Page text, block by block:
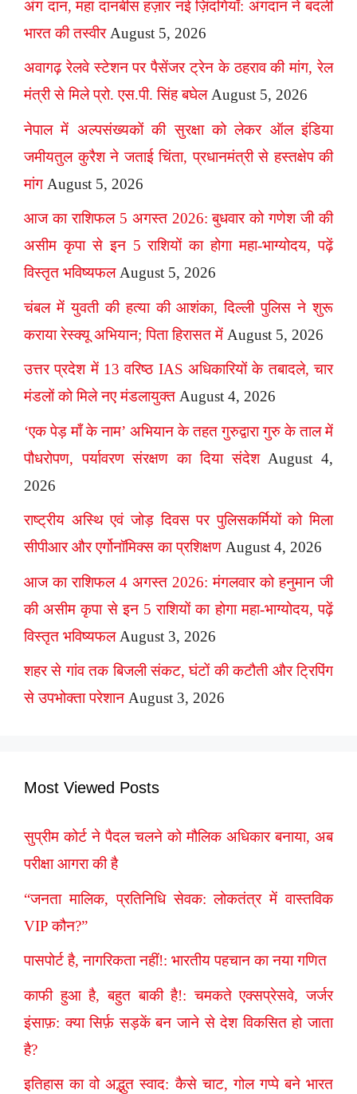
अंग दान, महा दानबीस हज़ार नई ज़िंदगियाँ: अंगदान ने बदली
भारत की तस्वीर August 5, 2026
अवागढ़ रेलवे स्टेशन पर पैसेंजर ट्रेन के ठहराव की मांग, रेल
मंत्री से मिले प्रो. एस.पी. सिंह बघेल August 5, 2026
नेपाल में अल्पसंख्यकों की सुरक्षा को लेकर ऑल इंडिया
जमीयतुल कुरैश ने जताई चिंता, प्रधानमंत्री से हस्तक्षेप की
मांग August 5, 2026
आज का राशिफल 5 अगस्त 2026: बुधवार को गणेश जी की
असीम कृपा से इन 5 राशियों का होगा महा-भाग्योदय, पढ़ें
विस्तृत भविष्यफल August 5, 2026
चंबल में युवती की हत्या की आशंका, दिल्ली पुलिस ने शुरू
कराया रेस्क्यू अभियान; पिता हिरासत में August 5, 2026
उत्तर प्रदेश में 13 वरिष्ठ IAS अधिकारियों के तबादले, चार
मंडलों को मिले नए मंडलायुक्त August 4, 2026
‘एक पेड़ माँ के नाम’ अभियान के तहत गुरुद्वारा गुरु के ताल में
पौधरोपण, पर्यावरण संरक्षण का दिया संदेश August 4,
2026
राष्ट्रीय अस्थि एवं जोड़ दिवस पर पुलिसकर्मियों को मिला
सीपीआर और एर्गोनॉमिक्स का प्रशिक्षण August 4, 2026
आज का राशिफल 4 अगस्त 2026: मंगलवार को हनुमान जी
की असीम कृपा से इन 5 राशियों का होगा महा-भाग्योदय, पढ़ें
विस्तृत भविष्यफल August 3, 2026
शहर से गांव तक बिजली संकट, घंटों की कटौती और ट्रिपिंग
से उपभोक्ता परेशान August 3, 2026
Most Viewed Posts
सुप्रीम कोर्ट ने पैदल चलने को मौलिक अधिकार बनाया, अब
परीक्षा आगरा की है
“जनता मालिक, प्रतिनिधि सेवक: लोकतंत्र में वास्तविक
VIP कौन?”
पासपोर्ट है, नागरिकता नहीं!: भारतीय पहचान का नया गणित
काफी हुआ है, बहुत बाकी है!: चमकते एक्सप्रेसवे, जर्जर
इंसाफ़: क्या सिर्फ़ सड़कें बन जाने से देश विकसित हो जाता
है?
इतिहास का वो अद्भुत स्वाद: कैसे चाट, गोल गप्पे बने भारत